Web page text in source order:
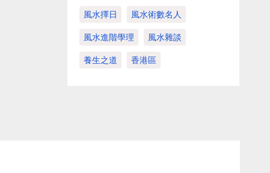
風水擇日 風水術數名人
風水進階學理 風水雜談
養生之道 香港區